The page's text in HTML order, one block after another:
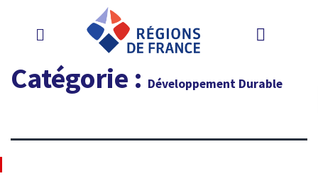
Catégorie : Développement Durable